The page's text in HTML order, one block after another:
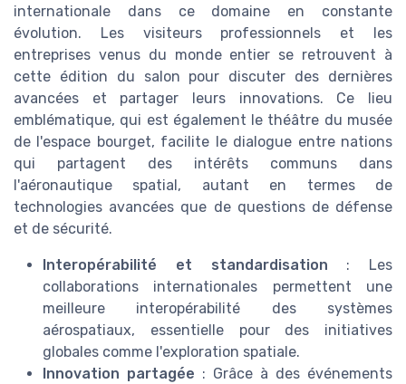
internationale dans ce domaine en constante
évolution. Les visiteurs professionnels et les
entreprises venus du monde entier se retrouvent à
cette édition du salon pour discuter des dernières
avancées et partager leurs innovations. Ce lieu
emblématique, qui est également le théâtre du musée
de l'espace bourget, facilite le dialogue entre nations
qui partagent des intérêts communs dans
l'aéronautique spatial, autant en termes de
technologies avancées que de questions de défense
et de sécurité.
Interopérabilité et standardisation : Les
collaborations internationales permettent une
meilleure interopérabilité des systèmes
aérospatiaux, essentielle pour des initiatives
globales comme l'exploration spatiale.
Innovation partagée : Grâce à des événements